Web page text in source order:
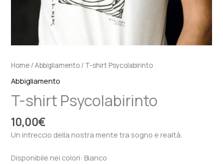
Home /Abbigliamento / T-shirt Psycolabirinto
Abbigliamento
T-shirt Psycolabirinto
10,00€
Un intreccio della nostra mente tra sogno e realtà.
Disponibile nei colori: Bianco